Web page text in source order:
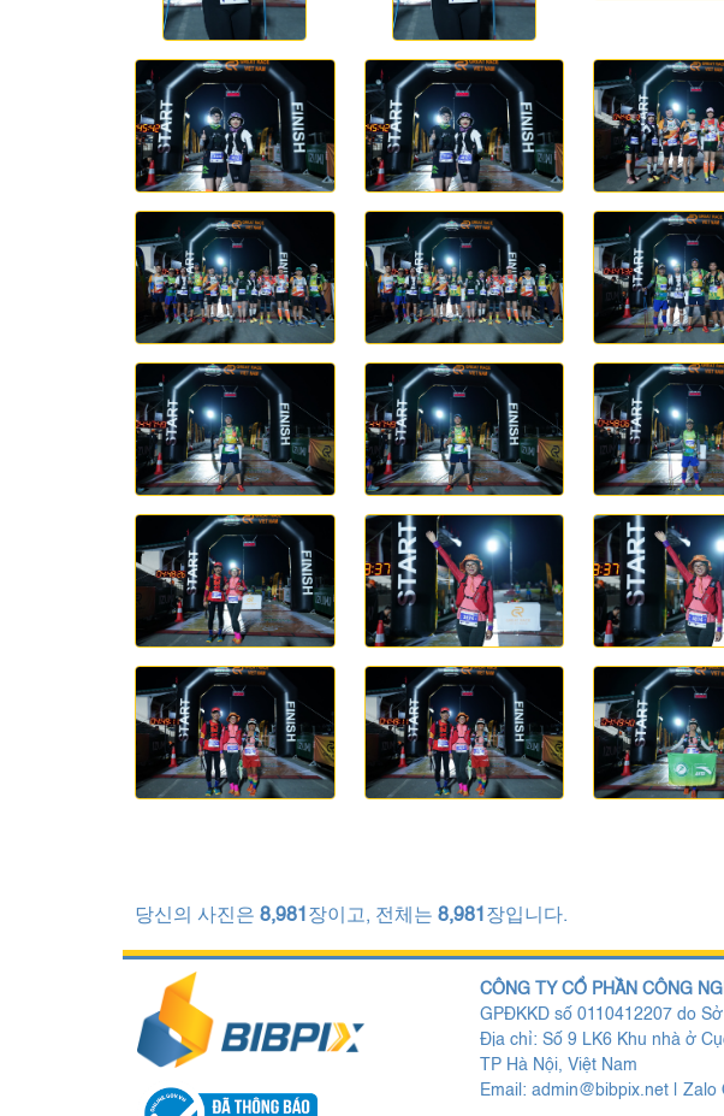
당신의 사진은 8,981장이고, 전체는 8,981장입니다.
CÔNG TY CỔ PHẦN CÔNG
GPĐKKD số 0110412207 do
Địa chỉ: Số 9 LK6 Khu nhà ở
TP Hà Nội, Việt Nam
Email: admin@bibpix.net Zalo